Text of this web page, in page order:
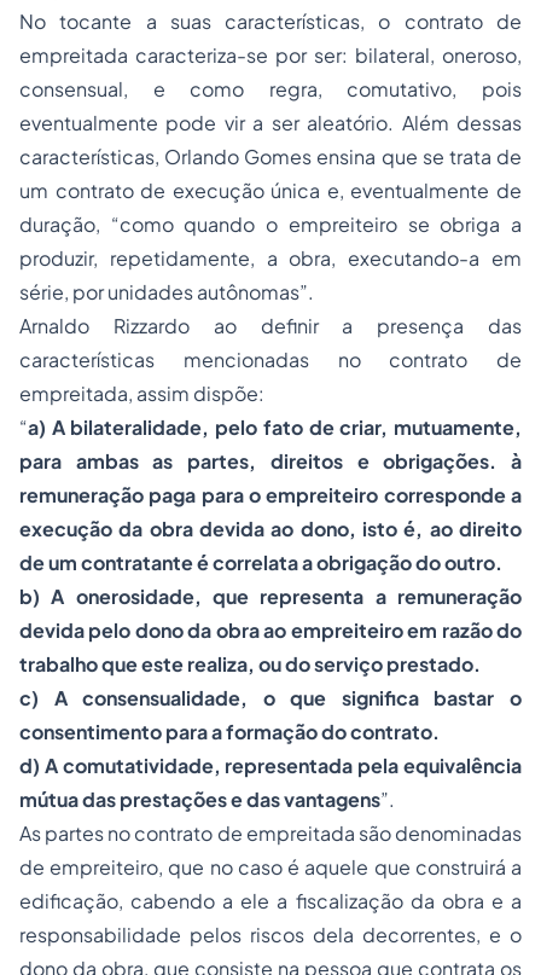
No tocante a suas características, o contrato de
empreitada caracteriza-se por ser: bilateral, oneroso,
consensual, e como regra, comutativo, pois
eventualmente pode vir a ser aleatório. Além dessas
características, Orlando Gomes ensina que se trata de
um contrato de execução única e, eventualmente de
duração, “como quando o empreiteiro se obriga a
produzir, repetidamente, a obra, executando-a em
série, por unidades autônomas”.
Arnaldo Rizzardo ao definir a presença das
características mencionadas no contrato de
empreitada, assim dispõe:
“a) A bilateralidade, pelo fato de criar, mutuamente,
para ambas as partes, direitos e obrigações. à
remuneração paga para o empreiteiro corresponde a
execução da obra devida ao dono, isto é, ao direito
de um contratante é correlata a obrigação do outro.
b) A onerosidade, que representa a remuneração
devida pelo dono da obra ao empreiteiro em razão do
trabalho que este realiza, ou do serviço prestado.
c) A consensualidade, o que significa bastar o
consentimento para a formação do contrato.
d) A comutatividade, representada pela equivalência
mútua das prestações e das vantagens”.
As partes no contrato de empreitada são denominadas
de empreiteiro, que no caso é aquele que construirá a
edificação, cabendo a ele a fiscalizaçãoda obra e a
responsabilidade pelos riscos dela decorrentes, e o
dono da obra, que consiste na pessoa que contrata os